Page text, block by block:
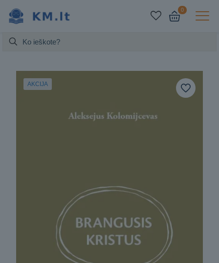
0
AKCIJA